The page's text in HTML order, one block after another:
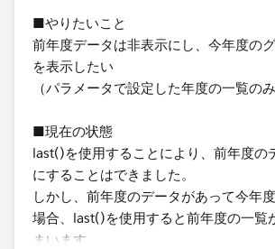
■やりたいこと
前年度データは非表示にし、今年度の
を表示したい
（パラメータで設定した年度の一覧の
■現在の状態
last()を使用することにより、前年度の
にすることはできました。
しかし、前年度のデータがあって今年
場合、last()を使用すると前年度の一覧
まいます。